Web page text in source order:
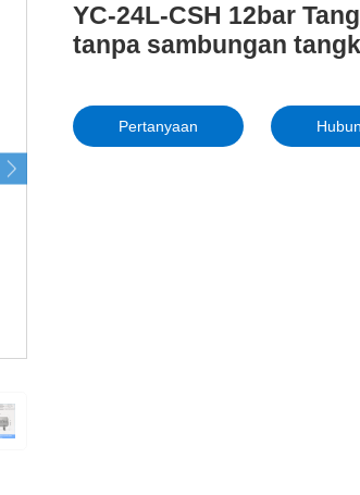
YC-24L-CSH 12bar
tanpa sambungan
Pertanyaan